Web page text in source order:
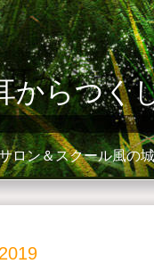
らつく
ロン＆スクール風の